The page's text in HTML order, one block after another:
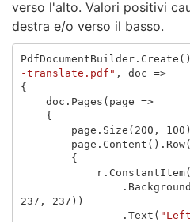
verso l'alto. Valori positivi
destra e/o verso il basso.
PdfDocumentBuilder. Create
-translate.pdf" , doc =>
{
doc . Pages ( page =>
{
page . Size ( 200 , 100
page . Content (). Row(
{
r. ConstantItem(
. Background
237 , 237 ))
. Text (